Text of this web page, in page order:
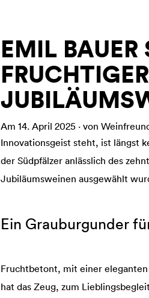
EMIL
Am 14. April 2025 · von
Innovationsgeist steht, ist längst
der Südpfälzer anlässlich des
Jubiläumsweinen ausgewählt
Ein Grauburgunder
Fruchtbetont, mit einer eleganten
hat das Zeug, zum